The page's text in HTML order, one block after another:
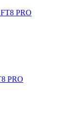
PRO
PRO